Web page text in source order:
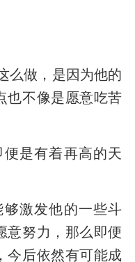
么做，是因为他的
也不像是愿意吃苦
是有着再高的天
激发他的一些斗
意努力，那么即便
今后依然有可能成